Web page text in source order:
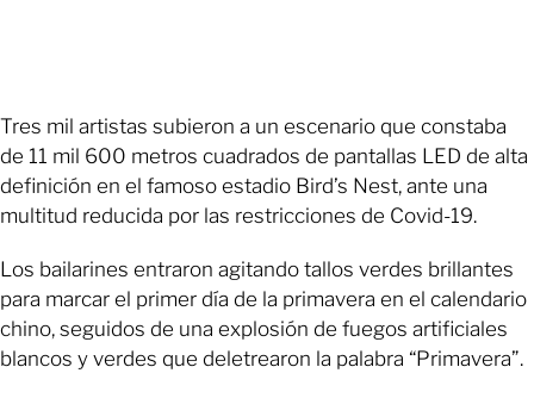
Tres mil artistas subieron a un escenario que constaba
de 11 mil 600 metros cuadrados de pantallas LED de alta
definición en el famoso estadio Bird’s Nest, ante una
multitud reducida por las restricciones de Covid-19.
Los bailarines entraron agitando tallos verdes brillantes
para marcar el primer día de la primavera en el calendario
chino, seguidos de una explosión de fuegos artificiales
blancos y verdes que deletrearon la palabra “Primavera”.